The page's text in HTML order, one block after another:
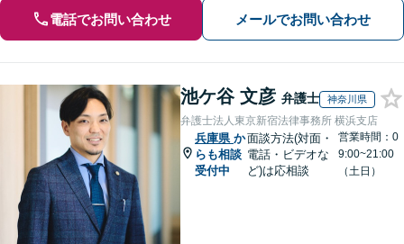
電話でお問い合わせ メールでお問い合わせ
池ケ谷 文彦 弁護士 神奈川県
弁護士法人東京新宿法律事務所 横浜支店
兵庫県 か
らも相談
受付中
面談方法(対面・
電話・ビデオな
ど)は応相談
営業時間：0
9:00~21:00
（土日）